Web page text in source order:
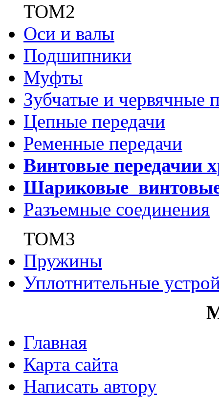
ТОМ2
Оси и валы
Подшипники
Муфты
Зубчатые и червячные
Цепные передачи
Ременные передачи
Винтовые передачии
Шариковые
Разъемные соединения
ТОМ3
Пружины
Уплотнительные
Главная
Карта сайта
Написать автору